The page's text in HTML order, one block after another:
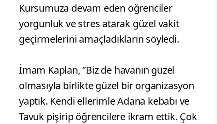
Kursumuza devam eden öğrenciler
yorgunluk ve stres atarak güzel vakit
geçirmelerini amaçladıkların söyledi.
İmam Kaplan, ”Biz de havanın güzel
olmasıyla birlikte güzel bir organizasyon
yaptık. Kendi ellerimle Adana kebabı ve
Tavuk pişirip öğrencilere ikram ettik. Çok